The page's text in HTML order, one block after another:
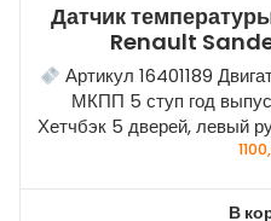
Датчик
Renault
Артикул 16401189
МКПП 5 ступ год
Хетчбэк 5 дверей, левый
В